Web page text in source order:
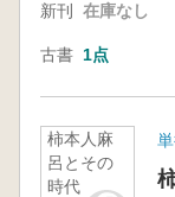
新刊 在庫なし
古書 1点
柿本人麻
呂とその
時代